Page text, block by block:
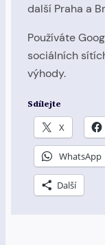
další Praha a
Používáte
sociálních
výhody.
Sdílejte
X
WhatsApp
Další